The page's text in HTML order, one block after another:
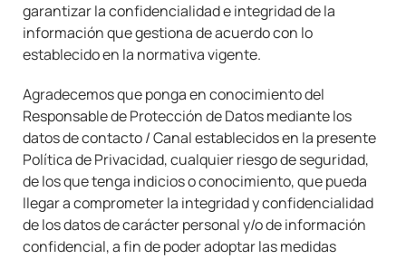
garantizar la confidencialidad e integridad de la
información que gestiona de acuerdo con lo
establecido en la normativa vigente.
Agradecemos que ponga en conocimiento del
Responsable de Protección de Datos mediante los
datos de contacto / Canal establecidos en la presente
Política de Privacidad, cualquier riesgo de seguridad,
de los que tenga indicios o conocimiento, que pueda
llegar a comprometer la integridad y confidencialidad
de los datos de carácter personal y/o de información
confidencial, a fin de poder adoptar las medidas